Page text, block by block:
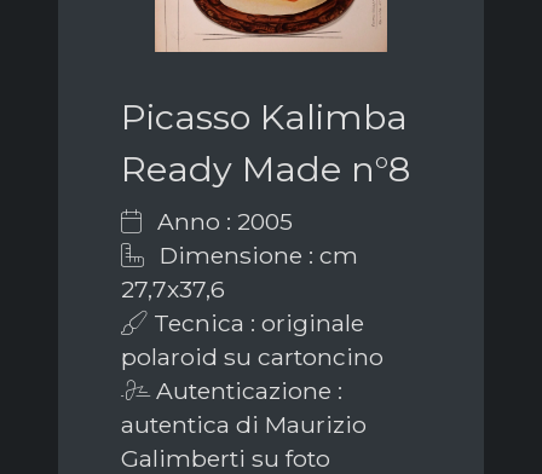
Picasso Kalimba
Ready Made n°8
Anno : 2005
Dimensione : cm
27,7x37,6
Tecnica : originale
polaroid su cartoncino
Autenticazione :
autentica di Maurizio
Galimberti su foto